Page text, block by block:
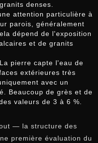
denses.
attention particulière à
parois, généralement
dépend de l'exposition
et de granits
La pierre capte l'eau de
extérieures très
avec un
Beaucoup de grès et de
valeurs de 3 à 6 %.
— la structure des
première évaluation du